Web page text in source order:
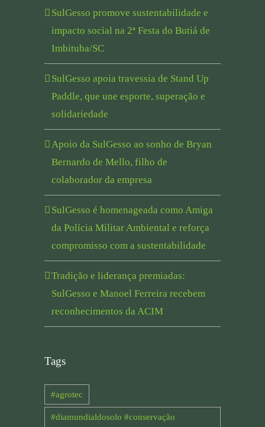
SulGesso promove sustentabilidade e
impacto social na 2ª Festa do Butiá de
Imbituba/SC
SulGesso apoia travessia de Stand Up
Paddle, que une esporte, superação e
solidariedade
Apoio da SulGesso ao sonho de Bryan
Bernardo de Mello, filho de
colaborador da empresa
SulGesso é homenageada como Amiga
da Polícia Militar Ambiental e reforça
compromisso com a sustentabilidade
Tradição e liderança premiadas:
SulGesso e Manoel Ferreira recebem
reconhecimentos da ACIM
Tags
#agrotec
#diamundialdosolo #conservação